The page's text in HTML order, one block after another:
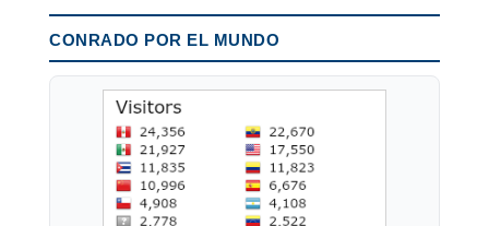
CONRADO POR EL MUNDO